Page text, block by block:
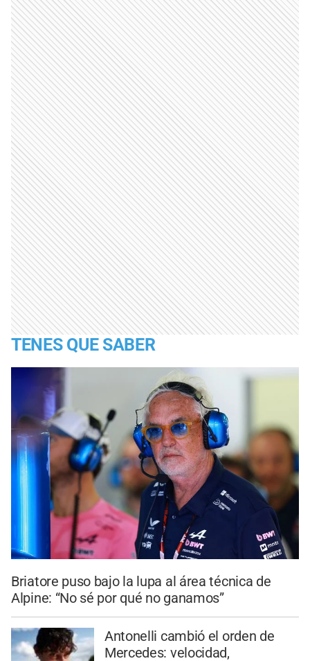
TENES QUE SABER
Briatore puso bajo la lupa al área técnica de
Alpine: “No sé por qué no ganamos”
Antonelli cambió el orden de
Mercedes: velocidad,